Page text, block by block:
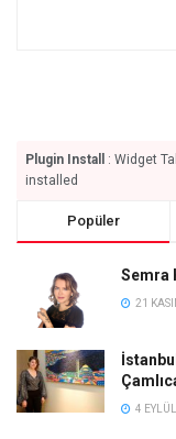
Plugin Install
: Widget
installed
Popüler
Semra
21
4